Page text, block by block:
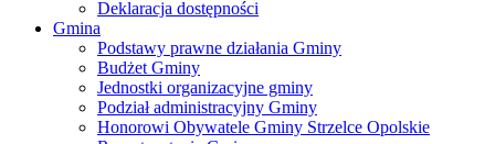
Deklaracja dostępności
Gmina
Podstawy prawne działania Gminy
Budżet Gminy
Jednostki organizacyjne gminy
Podział administracyjny Gminy
Honorowi Obywatele Gminy Strzelce Opolskie